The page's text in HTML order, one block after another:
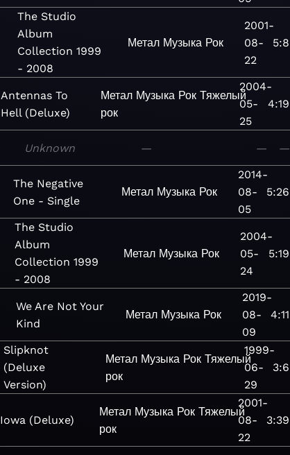
The Studio
Album
Collection 1999
- 2008
Метал Музыка Рок
2001-
08-
22
5:8
Antennas To
Hell (Deluxe)
Метал Музыка Рок Тяжелый
рок
2004-
05-
25
4:19
Unknown — — —
The Negative
One - Single
Метал Музыка Рок
2014-
08-
05
5:26
The Studio
Album
Collection 1999
- 2008
Метал Музыка Рок
2004-
05-
24
5:19
We Are Not Your
Kind
Метал Музыка Рок
2019-
08-
09
4:11
Slipknot
(Deluxe
Version)
Метал Музыка Рок Тяжелый
рок
1999-
06-
29
3:6
Iowa (Deluxe)
Метал Музыка Рок Тяжелый
рок
2001-
08-
22
3:39